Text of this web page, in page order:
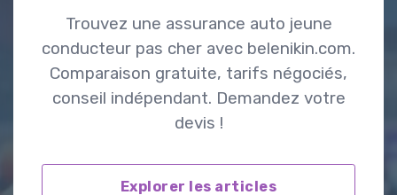
Trouvez une assurance auto jeune
conducteur pas cher avec belenikin.com.
Comparaison gratuite, tarifs négociés,
conseil indépendant. Demandez votre
devis !
Explorer les articles